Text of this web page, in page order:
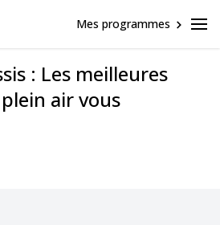
Mes programmes
: Les meilleures
air vous